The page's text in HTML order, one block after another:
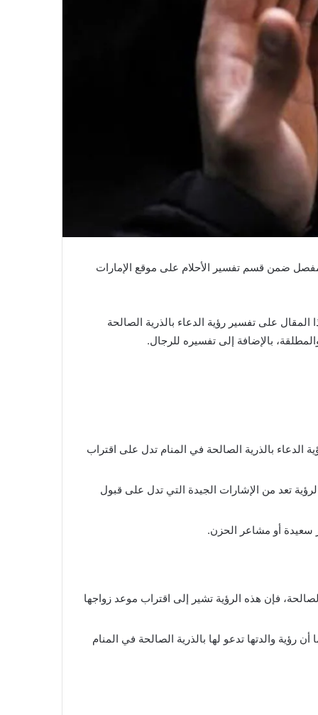
ضمن قسم تفسير الأحلام على موقع الإمارات
على تفسير رؤية الدعاء بالذرية الصالحة
بالإضافة إلى تفسيره للرجال.
الدعاء بالذرية الصالحة في المنام تدل على اقتراب
تعد من الإشارات الجيدة التي تدل على قبول
سعيدة أو مشاعر الحزن.
فإن هذه الرؤية تشير إلى اقتراب موعد زواجها
والدتها تدعو لها بالذرية الصالحة في المنام